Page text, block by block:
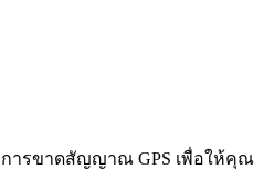
การขาดสัญญาณ GPS เพื่อให้คุณ